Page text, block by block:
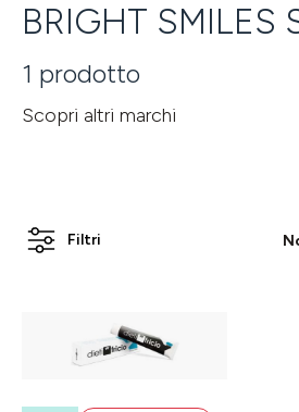
BRIGHT SMILES
1 prodotto
Scopri altri marchi
Filtri